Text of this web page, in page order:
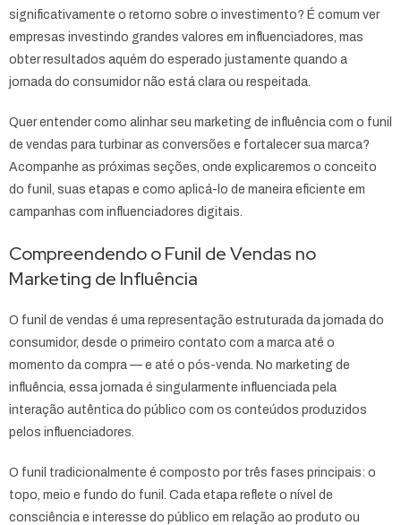
significativamente o retorno sobre o investimento? É comum ver
empresas investindo grandes valores em influenciadores, mas
obter resultados aquém do esperado justamente quando a
jornada do consumidor não está clara ou respeitada.
Quer entender como alinhar seu marketing de influência com o funil
de vendas para turbinar as conversões e fortalecer sua marca?
Acompanhe as próximas seções, onde explicaremos o conceito
do funil, suas etapas e como aplicá-lo de maneira eficiente em
campanhas com influenciadores digitais.
Compreendendo o Funil de Vendas no
Marketing de Influência
O funil de vendas é uma representação estruturada da jornada do
consumidor, desde o primeiro contato com a marca até o
momento da compra — e até o pós-venda. No marketing de
influência, essa jornada é singularmente influenciada pela
interação autêntica do público com os conteúdos produzidos
pelos influenciadores.
O funil tradicionalmente é composto por três fases principais: o
topo, meio e fundo do funil. Cada etapa reflete o nível de
consciência e interesse do público em relação ao produto ou